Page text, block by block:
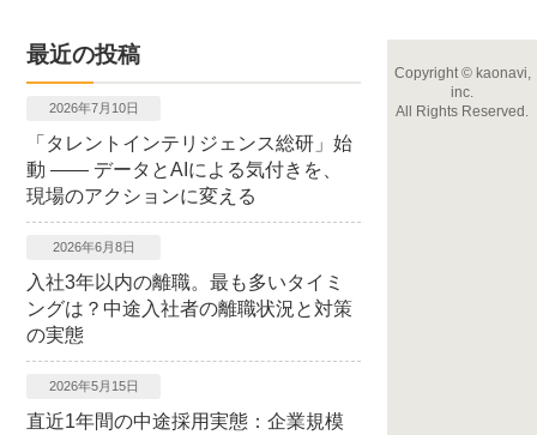
最近の投稿
2026年7月10日
「タレントインテリジェンス総研」始
動 ―― データとAIによる気付きを、
現場のアクションに変える
2026年6月8日
入社3年以内の離職。最も多いタイミ
ングは？中途入社者の離職状況と対策
の実態
2026年5月15日
直近1年間の中途採用実態：企業規模
Copyright ©kaonavi,
inc.
All Rights Reserved.